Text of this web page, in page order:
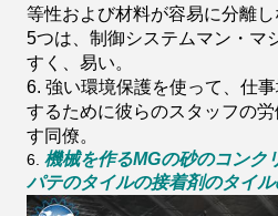
等性および材料が容易に分離し
5つは、制御システムマン・マ
すく、易い。
6. 強い環境保護を使って、仕
するために彼らのスタッフの
す同僚。
6. 機械を作るMGの砂のコンク
パテのタイルの接着剤のタイ